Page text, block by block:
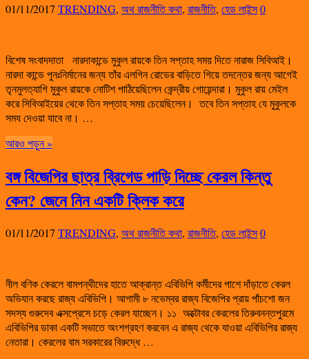
01/11/2017 TRENDING, অথ রাজনীতি কথা, রাজনীতি, হেড লাইন্স0
বিশেষ সংবাদদাতা নারদাকান্ডে মুকুল রায়কে তিন সপ্তাহ সময় দিতে নারাজ সিবিআই।
নারদা কান্ডে পুনঃনির্মানের জন্য তাঁর এলগিন রোডের বাড়িতে গিয়ে তদন্তের জন্য আগেই
তৃনমুলত্যাগি মুকুল রায়কে নোটিশ পাঠিয়েছিলেন কেন্দ্রীয় গোয়েন্দারা। মুকুল রায় মেইল
করে সিবিআইয়ের থেকে তিন সপ্তাহ সময় চেয়েছিলেন। তবে তিন সপ্তাহ যে মুকুলকে
সময দেওয়া যাবে না। …
আরও পড়ুন »
বঙ্গ বিজেপির ছাত্র ব্রিগেড পাড়ি দিচ্ছে কেরল কিন্তু
কেন? জেনে নিন একটি ক্লিক করে
01/11/2017 TRENDING, অথ রাজনীতি কথা, রাজনীতি, হেড লাইন্স0
নীল বণিক কেরলে বামপন্থীদের হাতে আক্রান্ত এবিভিপি কর্মীদের পাশে দাঁড়াতে কেরল
অভিযান করছে রাজ্য এবিভিপি। আগামী ৮ নভেম্বর রাজ্য বিজেপির প্রায় পাঁচশো জন
সদস্য গুরুদেব এক্সপ্রেসে চড়ে কেরল যাচ্ছেন। ১১ অক্টোবর কেরলের তিরুবনন্তপুরমে
এবিভিপির ডাকা একটি সভাতে অংশগ্রহণ করবেন এ রাজ্য থেকে যাওয়া এবিভিপির রাজ্য
নেতারা। কেরলের বাম সরকারের বিরুদ্ধে …